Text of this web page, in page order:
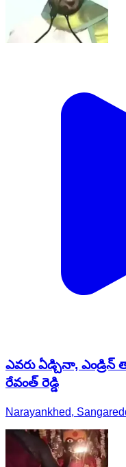
ఎవ‌రు ఏడ్చినా,
రేవంత్ రెడ్డి
Narayankhed,